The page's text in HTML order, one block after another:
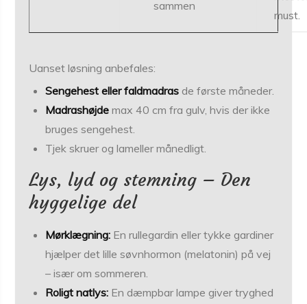
sammen
must.
Uanset løsning anbefales:
Sengehest eller faldmadras de første måneder.
Madrashøjde max 40 cm fra gulv, hvis der ikke
bruges sengehest.
Tjek skruer og lameller månedligt.
Lys, lyd og stemning – Den
hyggelige del
Mørklægning: En rullegardin eller tykke gardiner
hjælper det lille søvnhormon (melatonin) på vej
– især om sommeren.
Roligt natlys: En dæmpbar lampe giver tryghed